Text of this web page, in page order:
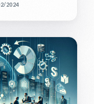
2024